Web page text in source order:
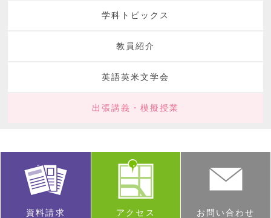
学科トピックス
教員紹介
英語英米文学会
出張講義・模擬授業
資料請求 アクセス お問い合わせ